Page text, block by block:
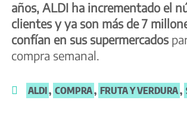
años, ALDI ha incrementado el
clientes y ya son más de 7
confían en sus supermercados
compra semanal.
ALDI, COMPRA, FRUTA Y VERDURA,